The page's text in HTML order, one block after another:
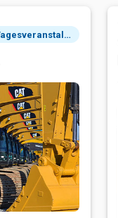
2 Tagesveranstaltung